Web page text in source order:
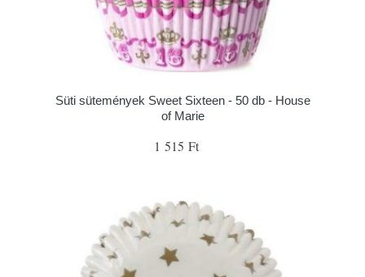
Süti sütemények Sweet Sixteen - 50 db - House
of Marie
1 515 Ft